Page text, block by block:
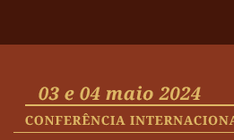
Oradores
Programas